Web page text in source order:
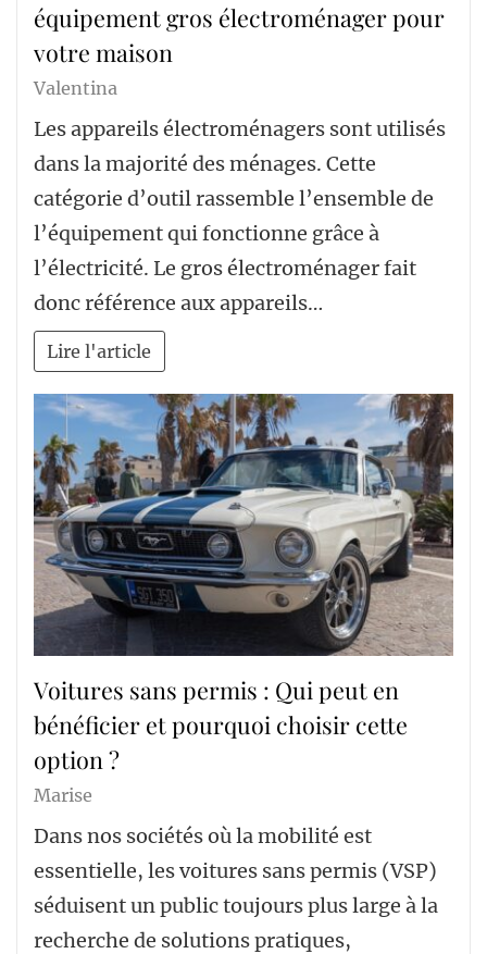
équipement gros électroménager pour
votre maison
Valentina
Les appareils électroménagers sont utilisés
dans la majorité des ménages. Cette
catégorie d’outil rassemble l’ensemble de
l’équipement qui fonctionne grâce à
l’électricité. Le gros électroménager fait
donc référence aux appareils…
Lire l'article
Voitures sans permis : Qui peut en
bénéficier et pourquoi choisir cette
option ?
Marise
Dans nos sociétés où la mobilité est
essentielle, les voitures sans permis (VSP)
séduisent un public toujours plus large à la
recherche de solutions pratiques,